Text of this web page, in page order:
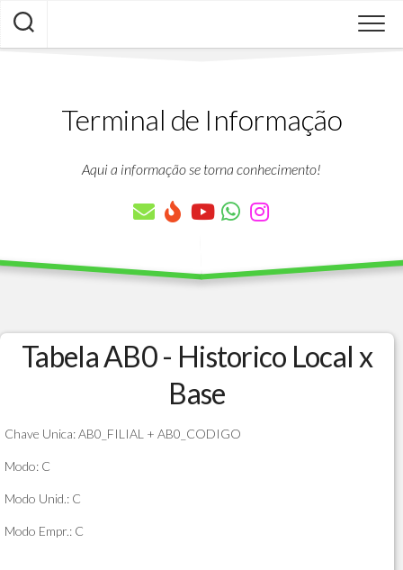
Skip
content
Terminal de Informação
Aqui a informação se torna conhecimento!
Tabela AB0 - Historico Local x
Base
Chave Unica: AB0_FILIAL + AB0_CODIGO
Modo: C
Modo Unid.: C
Modo Empr.: C